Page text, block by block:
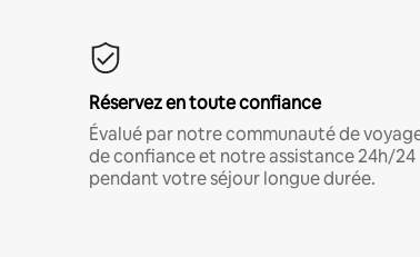
Réservez en toute confiance
Évalué par notre communauté de
de confiance et notre assistance 24h/24
pendant votre séjour longue durée.